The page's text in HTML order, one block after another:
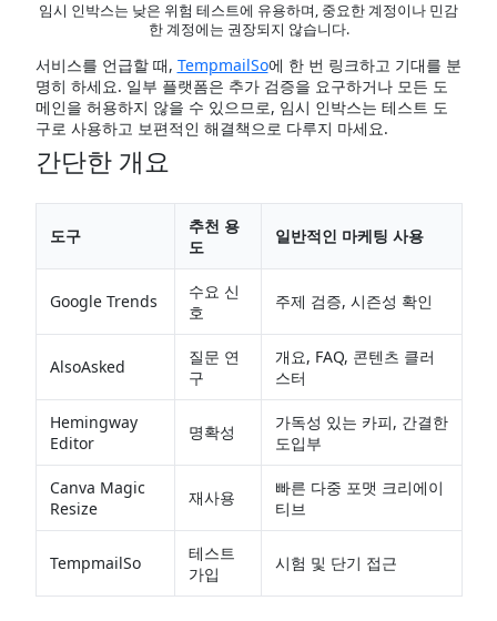
임시 인박스는 낮은 위험 테스트에 유용하며, 중요한 계정이나 민감
한 계정에는 권장되지 않습니다.
서비스를 언급할 때, TempmailSo에 한 번 링크하고 기대를 분
명히 하세요. 일부 플랫폼은 추가 검증을 요구하거나 모든 도
메인을 허용하지 않을 수 있으므로, 임시 인박스는 테스트 도
구로 사용하고 보편적인 해결책으로 다루지 마세요.
간단한 개요
도구
추천 용
도
일반적인 마케팅 사용
Google Trends
수요 신
호
주제 검증, 시즌성 확인
AlsoAsked
질문 연
구
개요, FAQ, 콘텐츠 클러
스터
Hemingway
Editor
명확성
가독성 있는 카피, 간결한
도입부
Canva Magic
Resize
재사용
빠른 다중 포맷 크리에이
티브
TempmailSo
테스트
가입
시험 및 단기 접근